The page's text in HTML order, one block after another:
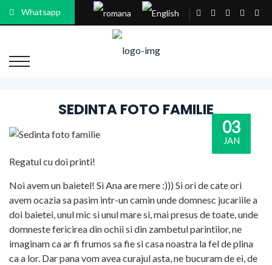
Whatsapp
SEDINTA FOTO FAMILIE
03
JAN
Regatul cu doi printi!
Noi avem un baietel! Si Ana are mere :))) Si ori de cate ori
avem ocazia sa pasim intr-un camin unde domnesc jucariile a
doi baietei, unul mic si unul mare si, mai presus de toate, unde
domneste fericirea din ochii si din zambetul parintilor, ne
imaginam ca ar fi frumos sa fie si casa noastra la fel de plina
ca a lor. Dar pana vom avea curajul asta, ne bucuram de ei, de